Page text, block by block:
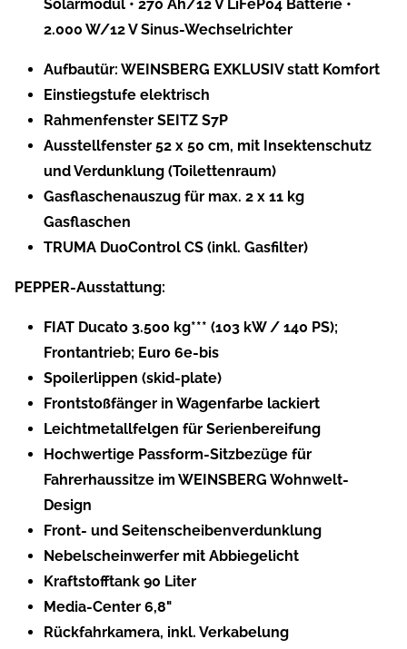
Solarmodul • 270 Ah/12 V LiFeP04 Batterie •
2.000 W/12 V Sinus-Wechselrichter
Aufbautür: WEINSBERG EXKLUSIV statt Komfort
Einstiegstufe elektrisch
Rahmenfenster SEITZ S7P
Ausstellfenster 52 x 50 cm, mit Insektenschutz
und Verdunklung (Toilettenraum)
Gasflaschenauszug für max. 2 x 11 kg
Gasflaschen
TRUMA DuoControl CS (inkl. Gasfilter)
PEPPER-Ausstattung:
FIAT Ducato 3.500 kg*** (103 kW / 140 PS);
Frontantrieb; Euro 6e-bis
Spoilerlippen (skid-plate)
Frontstoßfänger in Wagenfarbe lackiert
Leichtmetallfelgen für Serienbereifung
Hochwertige Passform-Sitzbezüge für
Fahrerhaussitze im WEINSBERG Wohnwelt-
Design
Front- und Seitenscheibenverdunklung
Nebelscheinwerfer mit Abbiegelicht
Kraftstofftank 90 Liter
Media-Center 6,8"
Rückfahrkamera, inkl. Verkabelung